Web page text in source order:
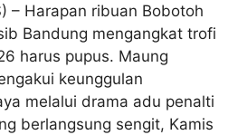
– Harapan ribuan Bobotoh
Bandung mengangkat trofi
harus pupus. Maung
keunggulan
melalui drama adu penalti
berlangsung sengit, Kamis